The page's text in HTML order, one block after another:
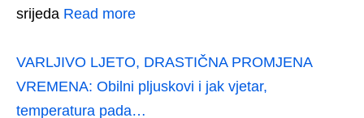
srijeda Read more
VARLJIVO LJETO, DRASTIČNA PROMJENA
VREMENA: Obilni pljuskovi i jak vjetar,
temperatura pada…